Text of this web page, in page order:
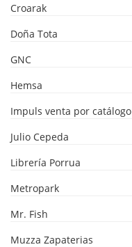
Croarak
Doña Tota
GNC
Hemsa
Impuls venta por catálogo
Julio Cepeda
Librería Porrua
Metropark
Mr. Fish
Muzza Zapaterias